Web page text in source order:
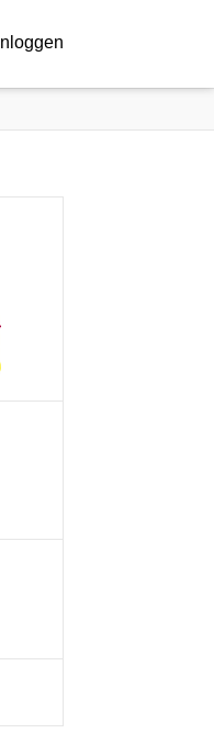
Inloggen